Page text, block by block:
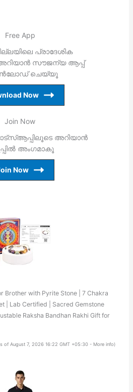
Free App
പ്രാദേശിക
സൗജന്യ ആപ്പ്
ചെയ്യൂ
Now
Join Now
അറിയാന്‍
അംഗമാകൂ
Now
Brother with Pyrite Stone | 7 Chakra
| Lab Certified | Sacred Gemstone
Raksha Bandhan Rakhi Gift for
of August 7, 2026 16:22 GMT +05:30 - More info)